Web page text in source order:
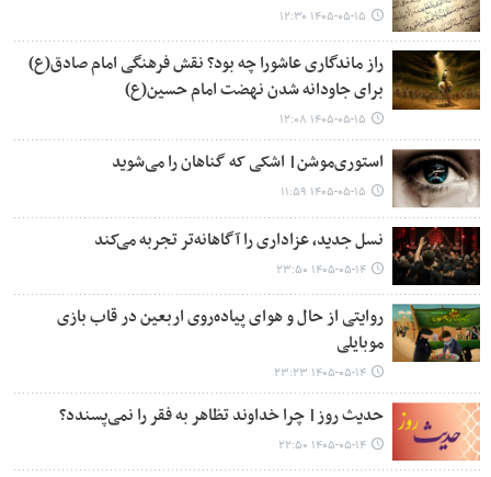
۱۴۰۵-۰۵-۱۵ ۱۲:۳۰
راز ماندگاری عاشورا چه بود؟ نقش فرهنگی امام صادق(ع)
برای جاودانه شدن نهضت امام حسین(ع)
۱۴۰۵-۰۵-۱۵ ۱۲:۰۸
استوری‌موشن| اشکی که گناهان را می‌شوید
۱۴۰۵-۰۵-۱۵ ۱۱:۵۹
نسل جدید، عزاداری را آگاهانه‌تر تجربه می‌کند
۱۴۰۵-۰۵-۱۴ ۲۳:۵۰
روایتی از حال و هوای پیاده‌روی اربعین در قاب بازی
موبایلی
۱۴۰۵-۰۵-۱۴ ۲۳:۲۳
حدیث روز| چرا خداوند تظاهر به فقر را نمی‌پسندد؟
۱۴۰۵-۰۵-۱۴ ۲۲:۵۰